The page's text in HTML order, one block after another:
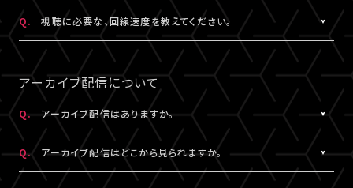
4.スペースが入っていませんか？
入力の際、前後にスペースが入っていないかご確認ください。不要
なスペースを入れると認証されませんので、ご注意ください。
5.キーボードのNum Lock（ナムロック）が押されていませんか？
ノートパソコンをご利用の方は、Num Lockキーが外れた状態で行
ってください。
けます。
ライブ配信を視聴する端末が推奨環境であることをご確認のうえ、
事前にサンプル動画の映像と音声が正常に再生できることをご確
認ください。
A.
アーカイブ配信がある場合は、視聴チケットをお持ちの方に限りご
視聴いただけます。
公演によってはアーカイブ配信のみの視聴でも視聴チケットのご
購入が可能です。券種や決済方法により販売期間や販売価格など
が異なります。
Q. 視聴に必要な、回線速度を教えてください。
LIVESHIPの配信をより良い画質でご覧いただくには、インターネ
ットの安定した接続速度 (以下の表を参照) を確保していただくこ
とをお勧めします。
QUALITY
（解像度）
必要速度 推奨速度
アーカイブ配信について
Q. アーカイブ配信はありますか。
A.
公演により異なります。
アーカイブ配信がある場合は、視聴チケットをお持ちの方に限りご
視聴いただけます。
Q. アーカイブ配信はどこから見られますか。
A.
アーカイブ配信がある場合は、ライブ配信と同じ配信視聴ページ